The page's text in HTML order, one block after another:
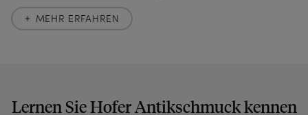
Sie, wenn unser Paket zu Ihnen kommt, keine
MEHR ERFAHREN
Lernen Sie Hofer Antikschmuck kennen